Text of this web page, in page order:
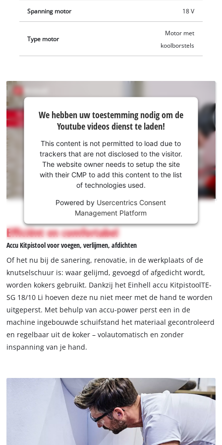
Spanning motor 18 V
Type motor
Motor met
koolborstels
We hebben
toestemming
nodig om de
Youtube
dienst te
laden!
content
not
permitted
to
load
to
trackers
that
are
to
the
website
We hebben uw toestemming nodig om de
Youtube videos dienst te laden!
This content is not permitted to load due to
trackers that are not disclosed to the visitor.
The website owner needs to setup the site
with their CMP to add this content to the list
of technologies used.
Powered by Usercentrics Consent
Management Platform
Efficiënt en comfortabel
Accu Kitpistool voor voegen, verlijmen, afdichten
Of het nu bij de sanering, renovatie, in de werkplaats of de
knutselschuur is: waar gelijmd, gevoegd of afgedicht wordt,
worden kokers gebruikt. Dankzij het Einhell accu KitpistoolTE-
SG 18/10 Li hoeven deze nu niet meer met de hand te worden
uitgeperst. Met behulp van accu-power perst een in de
machine ingebouwde schuifstand het materiaal gecontroleerd
en regelbaar uit de koker – volautomatisch en zonder
inspanning van je hand.